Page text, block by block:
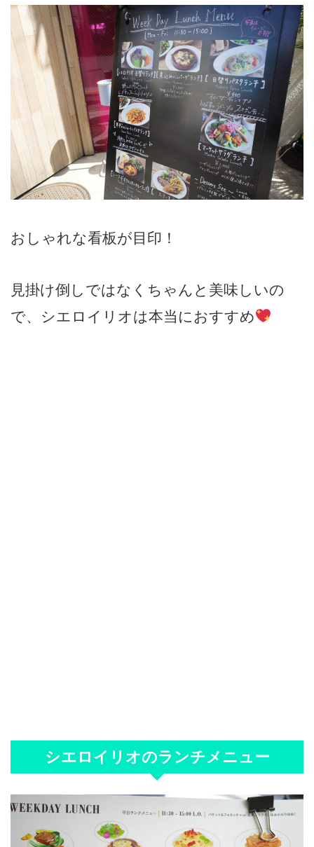
おしゃれな看板が目印！
見掛け倒しではなくちゃんと美味しいの
で、シエロイリオは本当におすすめ
シエロイリオのランチメニュー